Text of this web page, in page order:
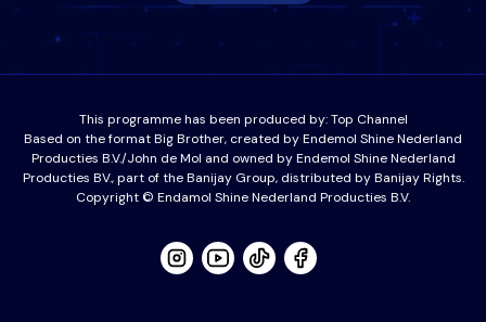
This programme has been produced by:Top Channel
Based on the format Big Brother, created by Endemol Shine Nederland
Producties B.V./John de Mol and owned by Endemol Shine Nederland
Producties BV., part of the Banijay Group, distributed by Banijay Rights.
Copyright © Endamol Shine Nederland Producties B.V.